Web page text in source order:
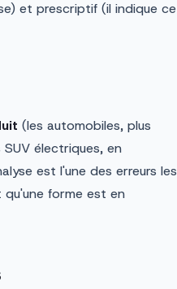
et prescriptif (il indique ce
(les automobiles, plus
SUV électriques, en
est l'une des erreurs les
forme est en